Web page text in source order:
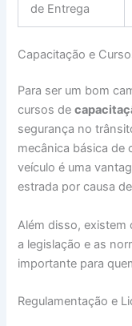
de Entrega
Capacitação e
Para ser um bom
cursos de
segurança no
mecânica básica de
veículo é uma
estrada por causa
Além disso, existem
a legislação e as
importante para
Regulamentação e